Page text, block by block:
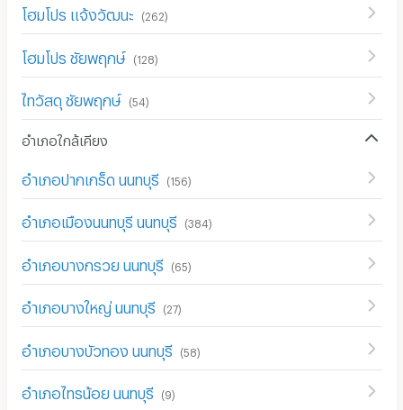
โฮมโปร แจ้งวัฒนะ (262)
โฮมโปร ชัยพฤกษ์ (128)
ไทวัสดุ ชัยพฤกษ์ (54 )
อำเภอใกล้เคียง
อำเภอปากเกร็ด นนทบุรี (156)
อำเภอเมืองนนทบุรี นนทบุรี (384 )
อำเภอบางกรวย นนทบุรี (65)
อำเภอบางใหญ่ นนทบุรี (27)
อำเภอบางบัวทอง นนทบุรี (58)
อำเภอไทรน้อย นนทบุรี (9)